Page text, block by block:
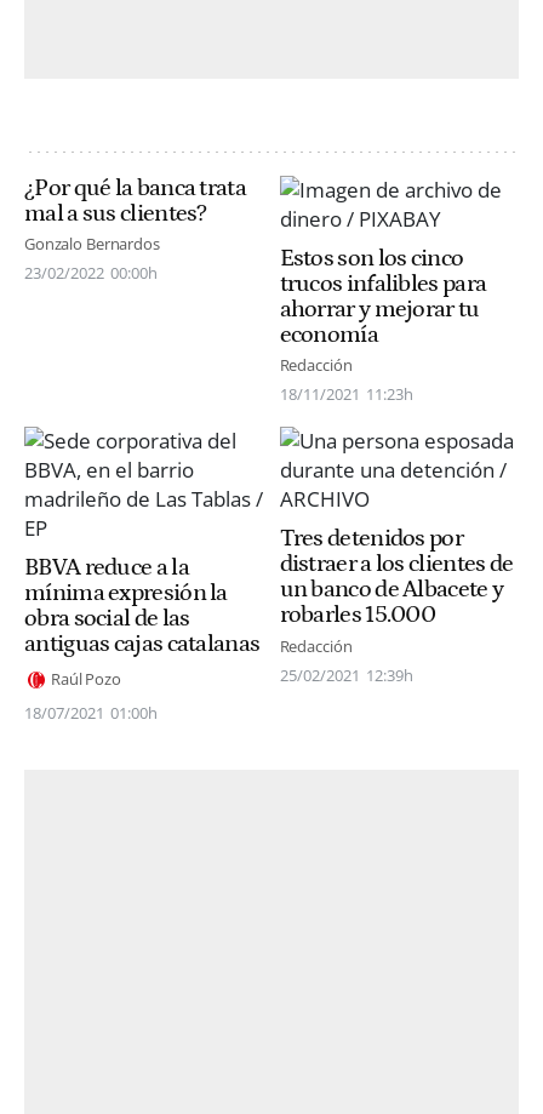
¿Por qué la banca trata
mal a sus clientes?
Gonzalo Bernardos
23/02/2022 00:00h
Estos son los cinco
trucos infalibles para
ahorrar y mejorar tu
economía
Redacción
18/11/2021 11:23h
BBVA reduce a la
mínima expresión la
obra social de las
antiguas cajas catalanas
Raúl Pozo
18/07/2021 01:00h
Tres detenidos por
distraer a los clientes de
un banco de Albacete y
robarles 15.000
Redacción
25/02/2021 12:39h